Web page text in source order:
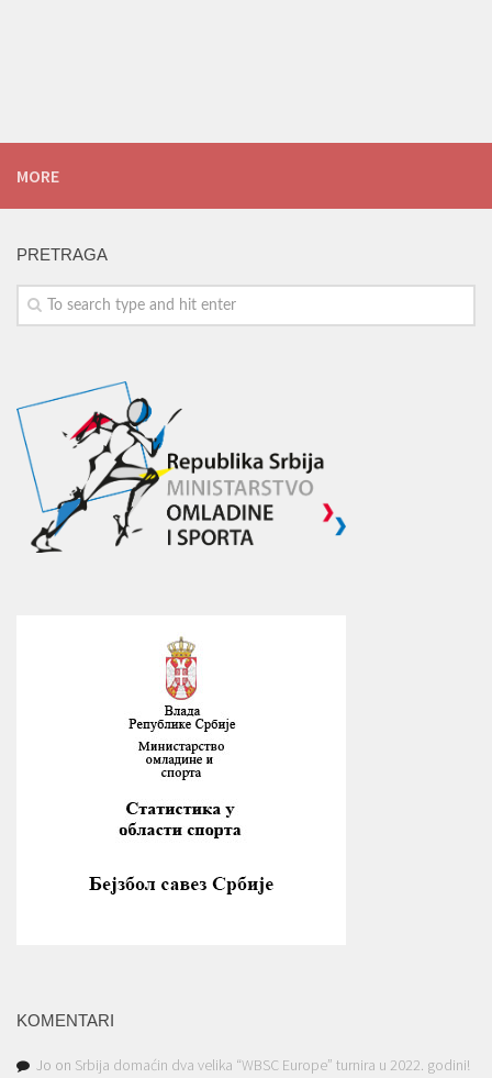
MORE
PRETRAGA
KOMENTARI
Jo on Srbija domaćin dva velika “WBSC Europe” turnira u 2022. godini!